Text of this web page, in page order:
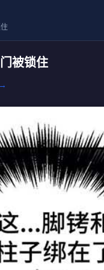
被锁住